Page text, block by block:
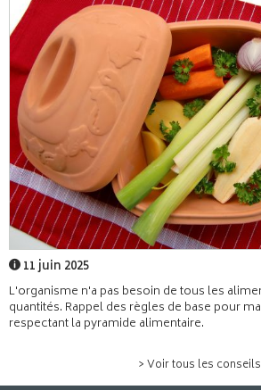
11 juin 2025
L'organisme n'a pas besoin de tous les
quantités. Rappel des règles de base pour
respectant la pyramide alimentaire.
> Voir tous les conseils